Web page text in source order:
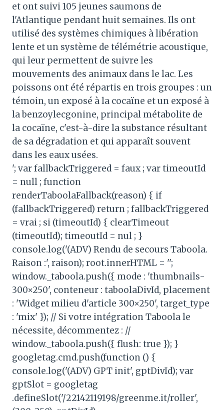
et ont suivi 105 jeunes saumons de
l'Atlantique pendant huit semaines. Ils ont
utilisé des systèmes chimiques à libération
lente et un système de télémétrie acoustique,
qui leur permettent de suivre les
mouvements des animaux dans le lac. Les
poissons ont été répartis en trois groupes : un
témoin, un exposé à la cocaïne et un exposé à
la benzoylecgonine, principal métabolite de
la cocaïne, c'est-à-dire la substance résultant
de sa dégradation et qui apparaît souvent
dans les eaux usées.
'; var fallbackTriggered = faux ; var timeoutId
= null ; function
renderTaboolaFallback(reason) { if
(fallbackTriggered) return ; fallbackTriggered
= vrai ; si (timeoutId) { clearTimeout
(timeoutId); timeoutId = nul ; }
console.log('(ADV) Rendu de secours Taboola.
Raison :', raison); root.innerHTML = '';
window._taboola.push({ mode : 'thumbnails-
300×250', conteneur : taboolaDivId, placement
: 'Widget milieu d'article 300×250', target_type
: 'mix' }); // Si votre intégration Taboola le
nécessite, décommentez : //
window._taboola.push({ flush: true }); }
googletag.cmd.push(function () {
console.log('(ADV) GPT init', gptDivId); var
gptSlot = googletag
.defineSlot('/22142119198/greenme.it/roller',